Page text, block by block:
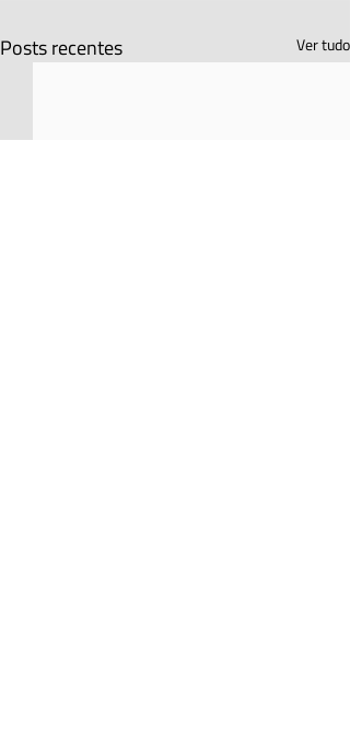
Posts recentes Ver tudo